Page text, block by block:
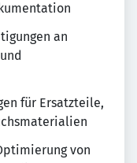
an
für Ersatzteile,
von